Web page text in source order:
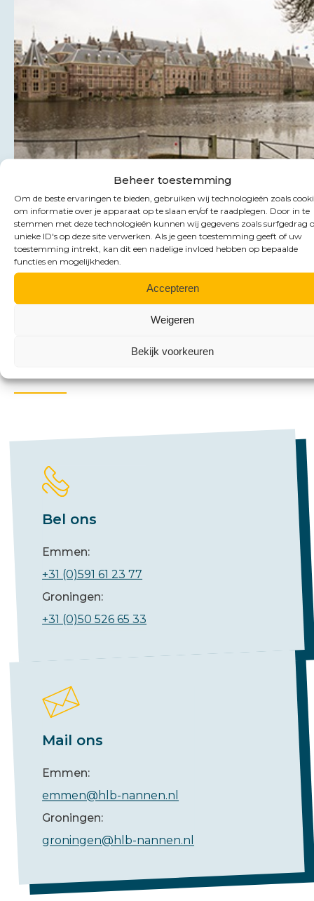
Beheer toestemming
Om de beste ervaringen te bieden, gebruiken wij technologieën zoals
om informatie over je apparaat op te slaan en/of te raadplegen. Door in te
stemmen met deze technologieën kunnen wij gegevens zoals surfgedrag
unieke ID's op deze site verwerken. Als je geen toestemming geeft of uw
toestemming intrekt, kan dit een nadelige invloed hebben op bepaalde
functies en mogelijkheden.
Accepteren
Weigeren
Bekijk voorkeuren
Contact
mogelijkheden?
Bel ons
Emmen:
+31 (0)591 61 23 77
Groningen:
+31 (0)50 526 65 33
Mail ons
Emmen:
emmen@hlb-nannen.nl
Groningen:
groningen@hlb-nannen.nl